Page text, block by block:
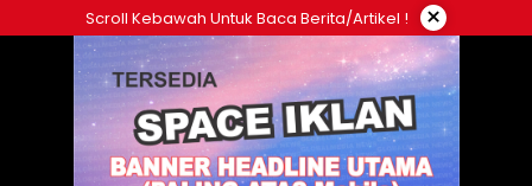
ke
Scroll Kebawah Untuk Baca Berita/artikel ! ×